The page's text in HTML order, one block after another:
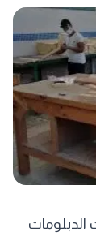
الدبلومات